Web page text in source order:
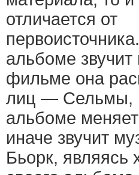
отличается от
альбоме
фильме она
лиц — Сельмы,
альбоме
иначе звучит
Бьорк, являясь